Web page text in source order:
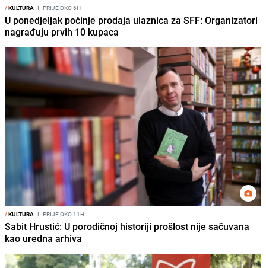
/KULTURA I PRIJE OKO 6H
U ponedjeljak počinje prodaja ulaznica za SFF: Organizatori
nagrađuju prvih 10 kupaca
/KULTURA I PRIJE OKO 11H
Sabit Hrustić: U porodičnoj historiji prošlost nije sačuvana
kao uredna arhiva